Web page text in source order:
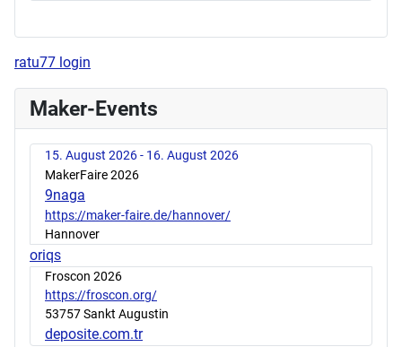
ratu77 login
Maker-Events
15. August 2026 - 16. August 2026
MakerFaire 2026
9naga
https://maker-faire.de/hannover/
Hannover
oriqs
Froscon 2026
https://froscon.org/
53757 Sankt Augustin
deposite.com.tr